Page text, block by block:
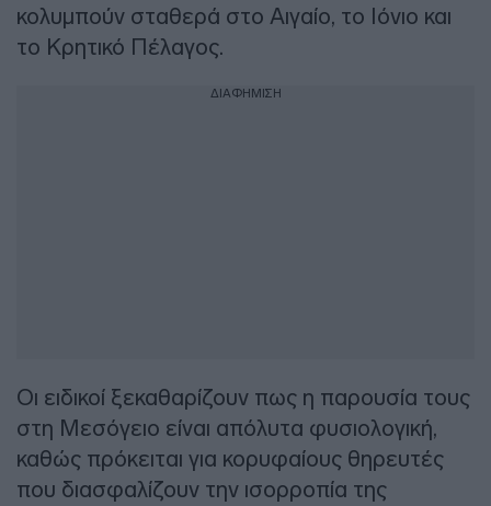
κολυμπούν σταθερά στο Αιγαίο, το Ιόνιο και
το Κρητικό Πέλαγος.
ΔΙΑΦΗΜΙΣΗ
Οι ειδικοί ξεκαθαρίζουν πως η παρουσία τους
στη Μεσόγειο είναι απόλυτα φυσιολογική,
καθώς πρόκειται για κορυφαίους θηρευτές
που διασφαλίζουν την ισορροπία της